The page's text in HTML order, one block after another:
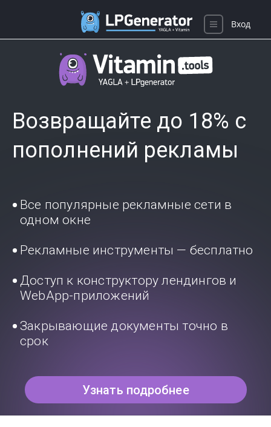
Возвращайте до 18% с
пополнений рекламы
Все популярные рекламные сети в
одном окне
Рекламные инструменты — бесплатно
Доступ к конструктору лендингов и
WebApp-приложений
Закрывающие документы точно в
срок
Узнать подробнее
Вход